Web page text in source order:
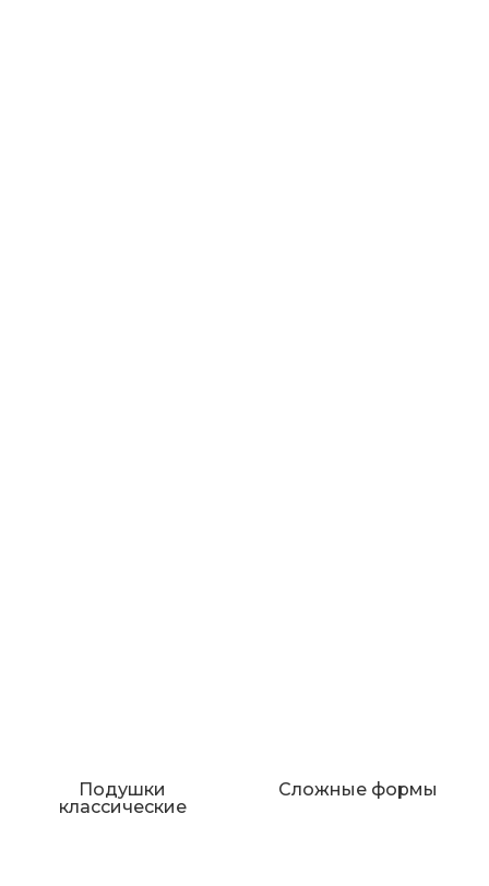
Подушки
классические
Сложные формы